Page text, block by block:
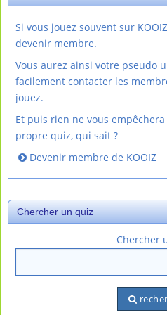
Si vous jouez souvent sur
devenir membre.
Vous aurez ainsi votre pseudo
facilement contacter les
jouez.
Et puis rien ne vous
propre quiz, qui sait ?
Devenir membre de KOOIZ
Chercher un quiz
Chercher